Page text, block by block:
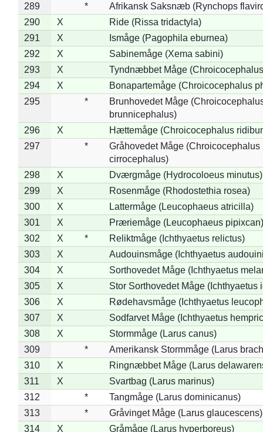
289
*
Afrikansk Saksnæb (Rynchops
290
X
Ride (Rissa tridactyla)
291
X
Ismåge (Pagophila eburnea)
292
X
Sabinemåge (Xema sabini)
293
X
Tyndnæbbet Måge
294
X
Bonapartemåge (Chroicocephalus
295
*
Brunhovedet Måge
brunnicephalus)
296
X
Hættemåge (Chroicocephalus
297
*
Gråhovedet Måge (Chroicocephalus
cirrocephalus)
298
X
Dværgmåge (Hydrocoloeus minutus)
299
X
Rosenmåge (Rhodostethia rosea)
300
X
Lattermåge (Leucophaeus atricilla)
301
X
Præriemåge (Leucophaeus pipixcan)
302
X *
Reliktmåge (Ichthyaetus relictus)
303
X
Audouinsmåge (Ichthyaetus
304
X
Sorthovedet Måge (Ichthyaetus
305
X
Stor Sorthovedet Måge (Ichthyaetus
306
X
Rødehavsmåge (Ichthyaetus
307
X
Sodfarvet Måge (Ichthyaetus
308
X
Stormmåge (Larus canus)
309
*
Amerikansk Stormmåge (Larus
310
X
Ringnæbbet Måge (Larus
311
X
Svartbag (Larus marinus)
312
*
Tangmåge (Larus dominicanus)
313
*
Gråvinget Måge (Larus glaucescens)
314
X
Gråmåge (Larus hyperboreus)